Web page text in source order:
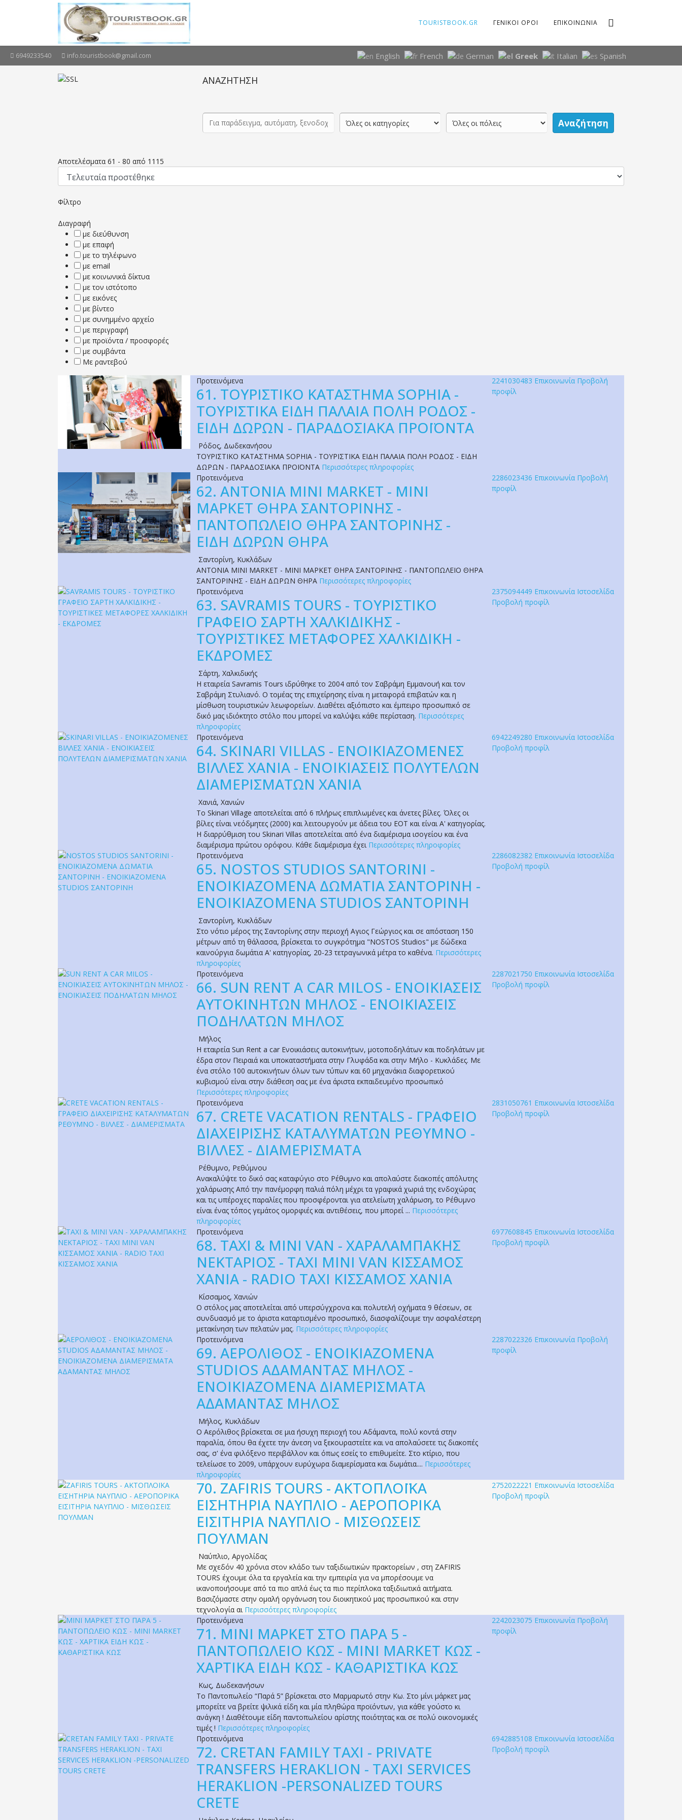
TOURISTBOOK.GR ΓΕΝΙΚΟΙ ΟΡΟΙ ΕΠΙΚΟΙΝΩΝΙΑ
6949233540 info.touristbook@gmail.com English French German Greek Italian Spanish
ΑΝΑΖΗΤΗΣΗ
Αναζήτηση
Αποτελέσματα 61 - 80 από 1115
Φίλτρο
Διαγραφή
με διεύθυνση
με επαφή
με το τηλέφωνο
με email
με κοινωνικά δίκτυα
με τον ιστότοπο
με εικόνες
με βίντεο
με συνημμένο αρχείο
με περιγραφή
με προϊόντα / προσφορές
με συμβάντα
Με ραντεβού
Προτεινόμενα
61. ΤΟΥΡΙΣΤΙΚΟ ΚΑΤΑΣΤΗΜΑ SOPHIA -
ΤΟΥΡΙΣΤΙΚΑ ΕΙΔΗ ΠΑΛΑΙΑ ΠΟΛΗ ΡΟΔΟΣ -
ΕΙΔΗ ΔΩΡΩΝ - ΠΑΡΑΔΟΣΙΑΚΑ ΠΡΟΪΟΝΤΑ
Ρόδος, Δωδεκανήσου
ΤΟΥΡΙΣΤΙΚΟ ΚΑΤΑΣΤΗΜΑ SOPHIA - ΤΟΥΡΙΣΤΙΚΑ ΕΙΔΗ ΠΑΛΑΙΑ ΠΟΛΗ ΡΟΔΟΣ - ΕΙΔΗ
ΔΩΡΩΝ - ΠΑΡΑΔΟΣΙΑΚΑ ΠΡΟΪΟΝΤΑ Περισσότερες πληροφορίες
2241030483 Επικοινωνία Προβολή
προφίλ
Προτεινόμενα
62. ANTONIA MINI MARKET - ΜΙΝΙ
ΜΑΡΚΕΤ ΘΗΡΑ ΣΑΝΤΟΡΙΝΗΣ -
ΠΑΝΤΟΠΩΛΕΙΟ ΘΗΡΑ ΣΑΝΤΟΡΙΝΗΣ -
ΕΙΔΗ ΔΩΡΩΝ ΘΗΡΑ
Σαντορίνη, Κυκλάδων
ANTONIA MINI MARKET - ΜΙΝΙ ΜΑΡΚΕΤ ΘΗΡΑ ΣΑΝΤΟΡΙΝΗΣ - ΠΑΝΤΟΠΩΛΕΙΟ ΘΗΡΑ
ΣΑΝΤΟΡΙΝΗΣ - ΕΙΔΗ ΔΩΡΩΝ ΘΗΡΑ Περισσότερες πληροφορίες
2286023436 Επικοινωνία Προβολή
προφίλ
Προτεινόμενα
63. SAVRAMIS TOURS - ΤΟΥΡΙΣΤΙΚΟ
ΓΡΑΦΕΙΟ ΣΑΡΤΗ ΧΑΛΚΙΔΙΚΗΣ -
ΤΟΥΡΙΣΤΙΚΕΣ ΜΕΤΑΦΟΡΕΣ ΧΑΛΚΙΔΙΚΗ -
ΕΚΔΡΟΜΕΣ
Σάρτη, Χαλκιδικής
Η εταιρεία Savramis Tours ιδρύθηκε το 2004 από τον Σαβράμη Εμμανουή και τον
Σαβράμη Στυλιανό. Ο τομέας της επιχείρησης είναι η μεταφορά επιβατών και η
μίσθωση τουριστικών λεωφορείων. Διαθέτει αξιόπιστο και έμπειρο προσωπικό σε
δικό μας ιδιόκτητο στόλο που μπορεί να καλύψει κάθε περίσταση. Περισσότερες
πληροφορίες
2375094449 Επικοινωνία Ιστοσελίδα
Προβολή προφίλ
Προτεινόμενα
64. SKINARI VILLAS - ΕΝΟΙΚΙΑΖΟΜΕΝΕΣ
ΒΙΛΛΕΣ ΧΑΝΙΑ - ΕΝΟΙΚΙΑΣΕΙΣ ΠΟΛΥΤΕΛΩΝ
ΔΙΑΜΕΡΙΣΜΑΤΩΝ ΧΑΝΙΑ
Χανιά, Χανιών
Το Skinari Village αποτελείται από 6 πλήρως επιπλωμένες και άνετες βίλες. Όλες οι
βίλες είναι νεόδμητες (2000) και λειτουργούν με άδεια του ΕΟΤ και είναι Α' κατηγορίας.
Η διαρρύθμιση του Skinari Villas αποτελείται από ένα διαμέρισμα ισογείου και ένα
διαμέρισμα πρώτου ορόφου. Κάθε διαμέρισμα έχει Περισσότερες πληροφορίες
6942249280 Επικοινωνία Ιστοσελίδα
Προβολή προφίλ
Προτεινόμενα
65. NOSTOS STUDIOS SANTORINI -
ΕΝΟΙΚΙΑΖΟΜΕΝΑ ΔΩΜΑΤΙΑ ΣΑΝΤΟΡΙΝΗ -
ΕΝΟΙΚΙΑΖΟΜΕΝΑ STUDIOS ΣΑΝΤΟΡΙΝΗ
Σαντορίνη, Κυκλάδων
Στο νότιο μέρος της Σαντορίνης στην περιοχή Αγιος Γεώργιος και σε απόσταση 150
μέτρων από τη θάλασσα, βρίσκεται το συγκρότημα "NOSTOS Studios" με δώδεκα
καινούργια δωμάτια Α' κατηγορίας, 20-23 τετραγωνικά μέτρα το καθένα. Περισσότερες
πληροφορίες
2286082382 Επικοινωνία Ιστοσελίδα
Προβολή προφίλ
Προτεινόμενα
66. SUN RENT A CAR MILOS - ΕΝΟΙΚΙΑΣΕΙΣ
ΑΥΤΟΚΙΝΗΤΩΝ ΜΗΛΟΣ - ΕΝΟΙΚΙΑΣΕΙΣ
ΠΟΔΗΛΑΤΩΝ ΜΗΛΟΣ
Μήλος
Η εταιρεία Sun Rent a car Ενοικιάσεις αυτοκινήτων, μοτοποδηλάτων και ποδηλάτων με
έδρα στον Πειραιά και υποκαταστήματα στην Γλυφάδα και στην Μήλο - Κυκλάδες. Με
ένα στόλο 100 αυτοκινήτων όλων των τύπων και 60 μηχανάκια διαφορετικού
κυβισμού είναι στην διάθεση σας με ένα άριστα εκπαιδευμένο προσωπικό
Περισσότερες πληροφορίες
2287021750 Επικοινωνία Ιστοσελίδα
Προβολή προφίλ
Προτεινόμενα
67. CRETE VACATION RENTALS - ΓΡΑΦΕΙΟ
ΔΙΑΧΕΙΡΙΣΗΣ ΚΑΤΑΛΥΜΑΤΩΝ ΡΕΘΥΜΝΟ -
ΒΙΛΛΕΣ - ΔΙΑΜΕΡΙΣΜΑΤΑ
Ρέθυμνο, Ρεθύμνου
Ανακαλύψτε το δικό σας καταφύγιο στο Ρέθυμνο και απολαύστε διακοπές απόλυτης
χαλάρωσης Από την πανέμορφη παλιά πόλη μέχρι τα γραφικά χωριά της ενδοχώρας
και τις υπέροχες παραλίες που προσφέρονται για ατελείωτη χαλάρωση, το Ρέθυμνο
είναι ένας τόπος γεμάτος ομορφιές και αντιθέσεις, που μπορεί ... Περισσότερες
πληροφορίες
2831050761 Επικοινωνία Ιστοσελίδα
Προβολή προφίλ
Προτεινόμενα
68. TAXI & MINI VAN - ΧΑΡΑΛΑΜΠΑΚΗΣ
ΝΕΚΤΑΡΙΟΣ - TAXI MINI VAN ΚΙΣΣΑΜΟΣ
ΧΑΝΙΑ - RADIO TAXI ΚΙΣΣΑΜΟΣ ΧΑΝΙΑ
Κίσσαμος, Χανιών
Ο στόλος μας αποτελείται από υπερσύγχρονα και πολυτελή οχήματα 9 θέσεων, σε
συνδυασμό με το άριστα καταρτισμένο προσωπικό, διασφαλίζουμε την ασφαλέστερη
μετακίνηση των πελατών μας. Περισσότερες πληροφορίες
6977608845 Επικοινωνία Ιστοσελίδα
Προβολή προφίλ
Προτεινόμενα
69. ΑΕΡΟΛΙΘΟΣ - ΕΝΟΙΚΙΑΖΟΜΕΝΑ
STUDIOS ΑΔΑΜΑΝΤΑΣ ΜΗΛΟΣ -
ΕΝΟΙΚΙΑΖΟΜΕΝΑ ΔΙΑΜΕΡΙΣΜΑΤΑ
ΑΔΑΜΑΝΤΑΣ ΜΗΛΟΣ
Μήλος, Κυκλάδων
Ο Αερόλιθος βρίσκεται σε μια ήσυχη περιοχή του Αδάμαντα, πολύ κοντά στην
παραλία, όπου θα έχετε την άνεση να ξεκουραστείτε και να απολαύσετε τις διακοπές
σας, σ' ένα φιλόξενο περιβάλλον και όπως εσείς το επιθυμείτε. Στο κτίριο, που
τελείωσε το 2009, υπάρχουν ευρύχωρα διαμερίσματα και δωμάτια.... Περισσότερες
πληροφορίες
2287022326 Επικοινωνία Προβολή
προφίλ
70. ZAFIRIS TOURS - ΑΚΤΟΠΛΟΪΚΑ
ΕΙΣΗΤΗΡΙΑ ΝΑΥΠΛΙΟ - ΑΕΡΟΠΟΡΙΚΑ
ΕΙΣΙΤΗΡΙΑ ΝΑΥΠΛΙΟ - ΜΙΣΘΩΣΕΙΣ
ΠΟΥΛΜΑΝ
Ναύπλιο, Αργολίδας
Με σχεδόν 40 χρόνια στον κλάδο των ταξιδιωτικών πρακτορείων , στη ZAFIRIS
TOURS έχουμε όλα τα εργαλεία και την εμπειρία για να μπορέσουμε να
ικανοποιήσουμε από τα πιο απλά έως τα πιο περίπλοκα ταξιδιωτικά αιτήματα.
Βασιζόμαστε στην ομαλή οργάνωση του διοικητικού μας προσωπικού και στην
τεχνολογία αι Περισσότερες πληροφορίες
2752022221 Επικοινωνία Ιστοσελίδα
Προβολή προφίλ
Προτεινόμενα
71. ΜΙΝΙ ΜΑΡΚΕΤ ΣΤΟ ΠΑΡΑ 5 -
ΠΑΝΤΟΠΩΛΕΙΟ ΚΩΣ - MINI MARKET ΚΩΣ -
ΧΑΡΤΙΚΑ ΕΙΔΗ ΚΩΣ - ΚΑΘΑΡΙΣΤΙΚΑ ΚΩΣ
Κως, Δωδεκανήσων
Το Παντοπωλείο “Παρά 5” βρίσκεται στο Μαρμαρωτό στην Κω. Στο μίνι μάρκετ μας
μπορείτε να βρείτε ψιλικά είδη και μία πληθώρα προϊόντων, για κάθε γούστο κι
ανάγκη ! Διαθέτουμε είδη παντοπωλείου αρίστης ποιότητας και σε πολύ οικονομικές
τιμές ! Περισσότερες πληροφορίες
2242023075 Επικοινωνία Προβολή
προφίλ
Προτεινόμενα
72. CRETAN FAMILY TAXI - PRIVATE
TRANSFERS HERAKLION - TAXI SERVICES
HERAKLION -PERSONALIZED TOURS
CRETE
6942885108 Επικοινωνία Ιστοσελίδα
Προβολή προφίλ